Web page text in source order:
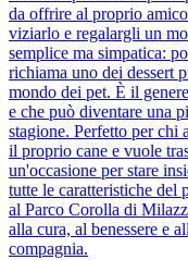
da offrire al proprio
viziarlo e regalargli un
semplice ma simpatica:
richiama uno dei dessert
mondo dei pet. È il
e che può diventare una
stagione. Perfetto per chi
il proprio cane e vuole
un'occasione per stare
tutte le caratteristiche del
al Parco Corolla di
alla cura, al benessere e
compagnia.